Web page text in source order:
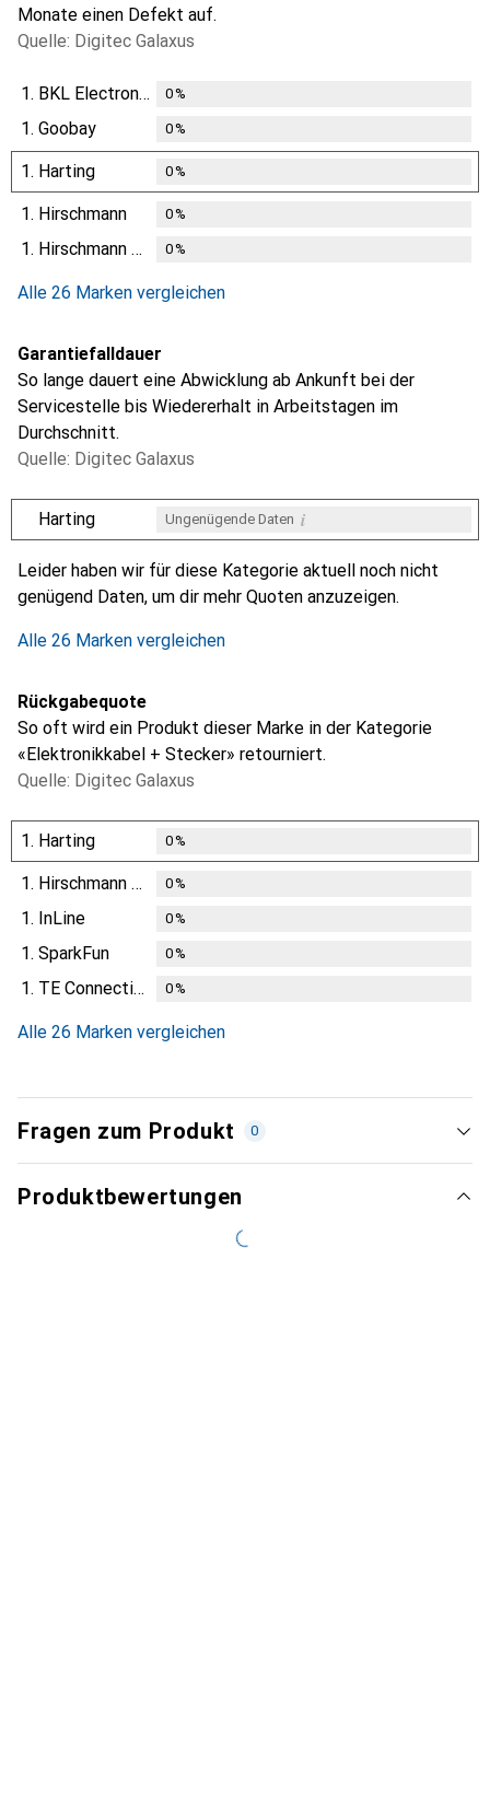
Monate einen Defekt auf.
Quelle: Digitec Galaxus
1. BKL Electronic 0%
1. Goobay 0%
1. Harting 0%
1. Hirschmann 0%
1. Hirschmann Test & Measurement 0%
Alle 26 Marken vergleichen
Garantiefalldauer
So lange dauert eine Abwicklung ab Ankunft bei der
Servicestelle bis Wiedererhalt in Arbeitstagen im
Durchschnitt.
Quelle: Digitec Galaxus
Harting Ungenügende Daten i
Leider haben wir für diese Kategorie aktuell noch nicht
genügend Daten, um dir mehr Quoten anzuzeigen.
Alle 26 Marken vergleichen
Rückgabequote
So oft wird ein Produkt dieser Marke in der Kategorie
«Elektronikkabel + Stecker» retourniert.
Quelle: Digitec Galaxus
1. Harting 0%
1. Hirschmann Test & Measurement 0%
1. InLine 0%
1. SparkFun 0%
1. TE Connectivity 0%
Alle 26 Marken vergleichen
Fragen zum Produkt 0
Produktbewertungen